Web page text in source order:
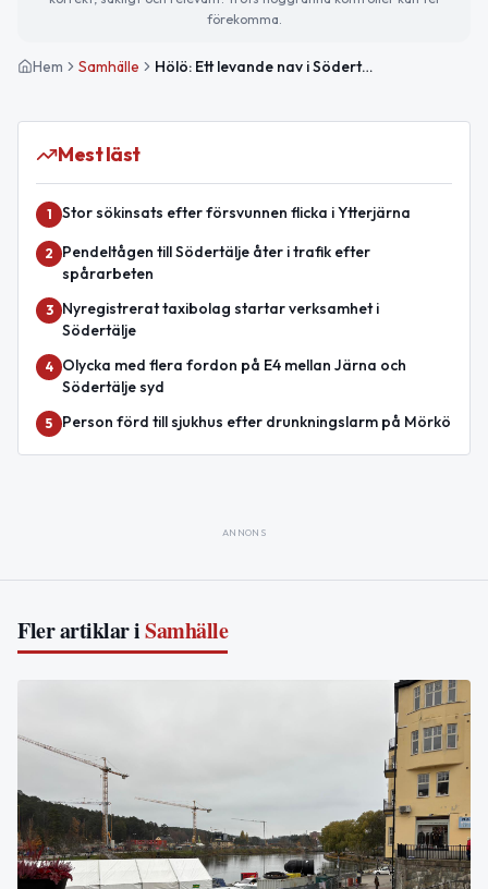
förekomma.
Hem Samhälle Hölö: Ett levande nav i Södertäljes södra landsbygd
Mest läst
1 Stor sökinsats efter försvunnen flicka i Ytterjärna
2
Pendeltågen till Södertälje åter i trafik efter
spårarbeten
3
Nyregistrerat taxibolag startar verksamhet i
Södertälje
4
Olycka med flera fordon på E4 mellan Järna och
Södertälje syd
5 Person förd till sjukhus efter drunkningslarm på Mörkö
ANNONS
Fler artiklar iSamhälle